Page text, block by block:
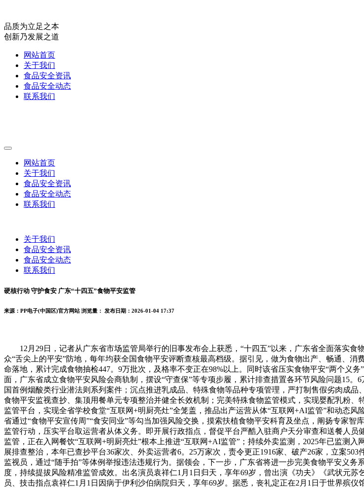
品质为立足之本
创新乃发展之道
网站首页
关于我们
食品安全资讯
食品安全动态
联系我们
网站首页
关于我们
食品安全资讯
食品安全动态
联系我们
关于我们
食品安全资讯
食品安全动态
联系我们
硬核行动 守护食安 广东“十四五”食物平安监管
来源：PP电子(中国区)官方网站 浏览量： 发布日期：2026-01-04 17:37
12月29日，记者从广东省市场监管局举行的旧事发布会上获悉，“十四五”以来，广东省全面落实食
众“舌尖上的平安”防地，每年均获全国食物平安评断查核最高档级。据引见，做为食物出产、畅通、
命落地，累计完成食物抽检447。9万批次，及格率不变正在98%以上。同时该省压实食物平安“两个义
面，广东省成立食物平安风险会商轨制，摆设“守查保”等专项步履，累计排查措置各环节风险问题15
国首例烟酸类行业潜法则系列案件；沉点推进乳成品、特殊食物等品种专项管理，严打制售假劣肉成
食物平安监视查抄、集顶用餐单元专项整治并健全长效机制；完美特殊食物监管模式，实现婴配乳粉
监管平台，实现全省学校食堂“互联网+明厨亮灶”全笼盖，推品出产运营从体“互联网+AI监管”和动态
省通过“食物平安宣传周”“食安同业”等勾当加强风险交换，摸索扶植食物平安科育及坐点，阐扬专家
监管行动，压实平台取运营者从体义务。即开展行政指点，督促平台严酷入驻商户天分审查和送餐人
监管，正在入网餐饮“互联网+明厨亮灶”根本上推进“互联网+AI监管”；持续外卖监测，2025年已监测
展排查整治，本年已查抄平台36家次、外卖运营者6。25万家次，责令更正1916家、破产26家，立案
监视员，通过“随手拍”等体例举报违法违规行为。据领会，下一步，广东省将进一步完美食物平安义
度，持续提拔风险精准监管成效。出名演员袁祥仁1月1日归天，享年69岁，曾出演《功夫》《武状元
员、技击指点袁祥仁1月1日因病于伊利沙伯病院归天，享年69岁。据悉，丧礼定正在2月1日于世界殡